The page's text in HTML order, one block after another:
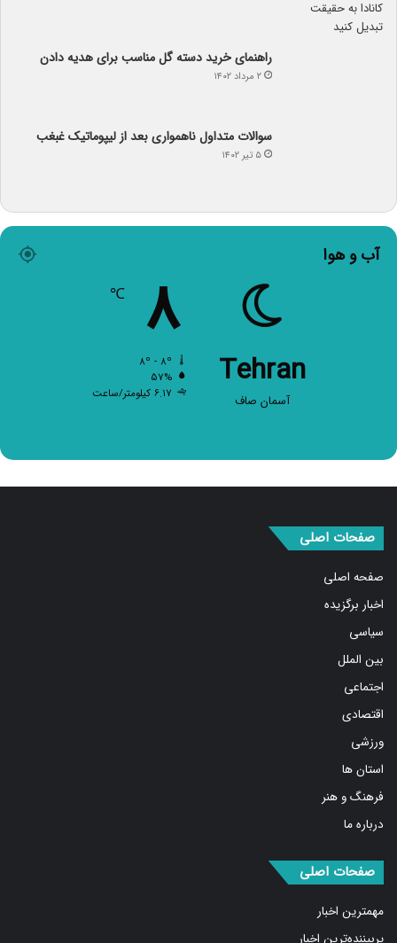
راهنمای خرید دسته گل مناسب برای هدیه دادن
۲ مرداد ۱۴۰۲
سوالات متداول ناهمواری بعد از لیپوماتیک غبغب
۵ تیر ۱۴۰۲
آب و هوا
Tehran
آسمان صاف
۸ ℃
۵۷%
۶.۱۷ کیلومتر/ساعت
صفحات اصلی
اخبار برگزیده
فرهنگ و هنر
صفحات اصلی